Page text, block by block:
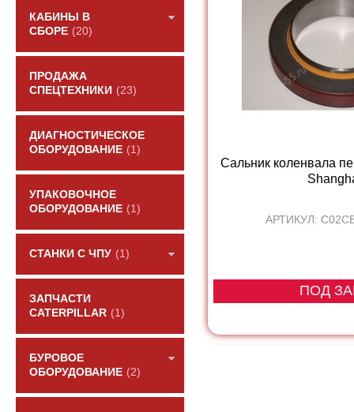
КАБИНЫ В
СБОРЕ (20)
ПРОДАЖА
СПЕЦТЕХНИКИ (23)
ДИАГНОСТИЧЕСКОЕ
ОБОРУДОВАНИЕ (1)
УПАКОВОЧНОЕ
ОБОРУДОВАНИЕ (1)
СТАНКИ С ЧПУ (1)
ЗАПЧАСТИ
CATERPILLAR (1)
БУРОВОЕ
ОБОРУДОВАНИЕ (2)
Сальник коленвала
АРТИКУЛ:
ПОД